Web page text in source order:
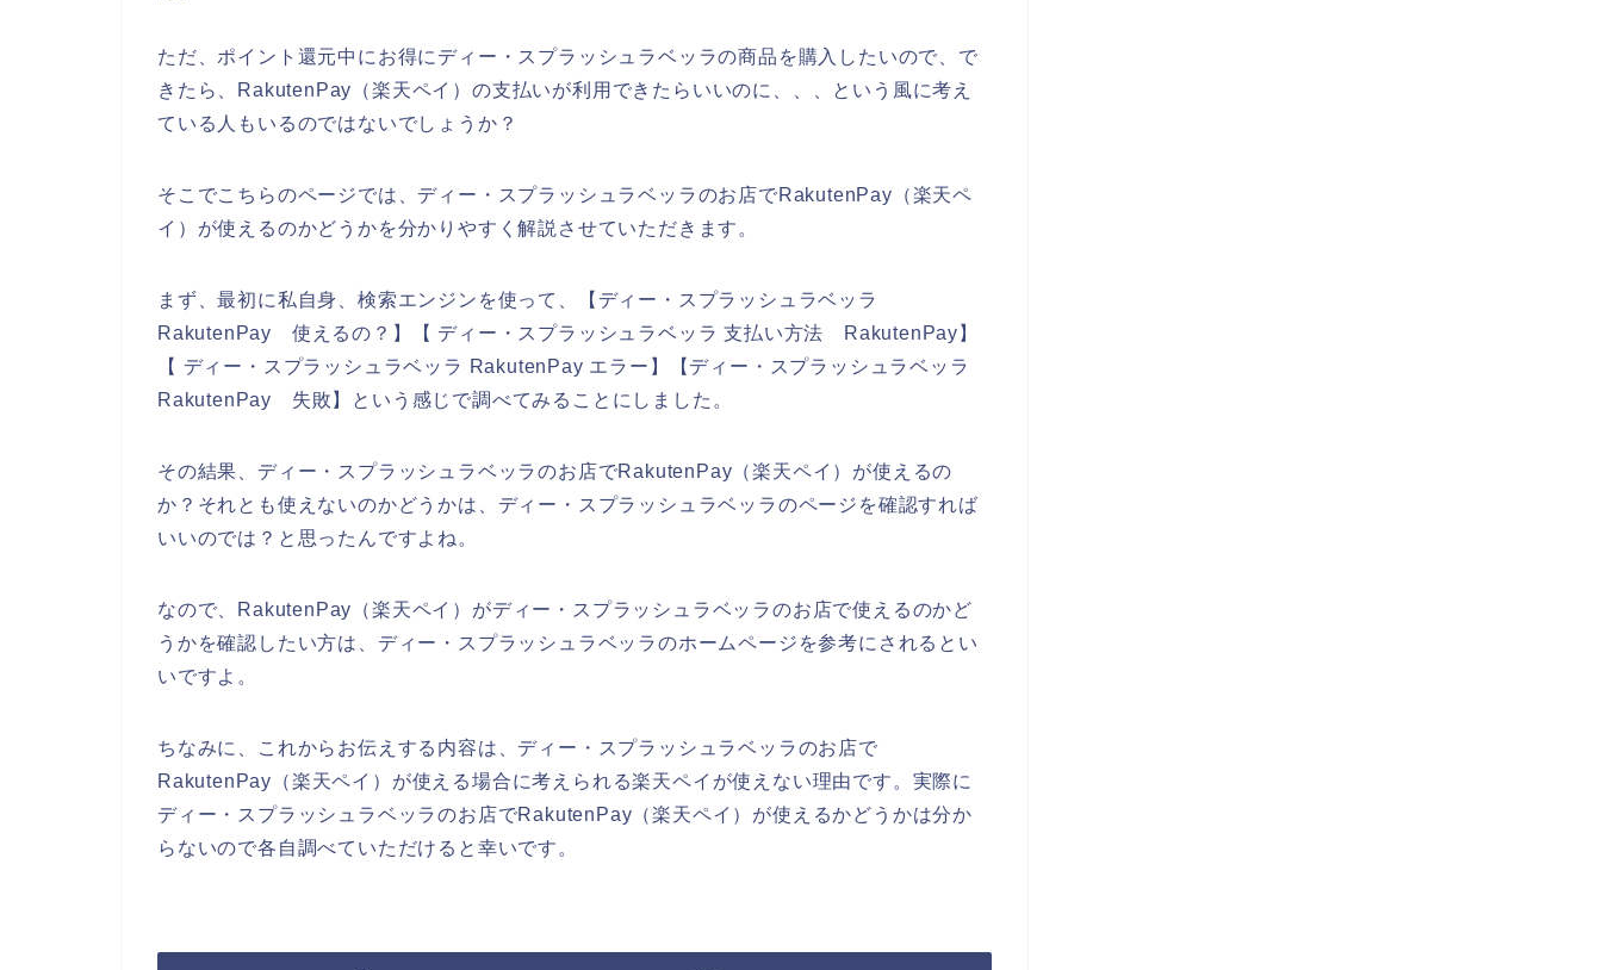
ただ、ポイント還元中にお得にディー・スプラッシュラベッラの商品を購入したいので、で
きたら、RakutenPay（楽天ペイ）の支払いが利用できたらいいのに、、、という風に考え
ている人もいるのではないでしょうか？
そこでこちらのページでは、ディー・スプラッシュラベッラのお店でRakutenPay（楽天ペ
イ）が使えるのかどうかを分かりやすく解説させていただきます。
まず、最初に私自身、検索エンジンを使って、【ディー・スプラッシュラベッラ
RakutenPay 使えるの？】【 ディー・スプラッシュラベッラ 支払い方法 RakutenPay】
【 ディー・スプラッシュラベッラ RakutenPay エラー】【ディー・スプラッシュラベッラ
RakutenPay 失敗】という感じで調べてみることにしました。
その結果、ディー・スプラッシュラベッラのお店でRakutenPay（楽天ペイ）が使えるの
か？それとも使えないのかどうかは、ディー・スプラッシュラベッラのページを確認すれば
いいのでは？と思ったんですよね。
なので、RakutenPay（楽天ペイ）がディー・スプラッシュラベッラのお店で使えるのかど
うかを確認したい方は、ディー・スプラッシュラベッラのホームページを参考にされるとい
いですよ。
ちなみに、これからお伝えする内容は、ディー・スプラッシュラベッラのお店で
RakutenPay（楽天ペイ）が使える場合に考えられる楽天ペイが使えない理由です。実際に
ディー・スプラッシュラベッラのお店でRakutenPay（楽天ペイ）が使えるかどうかは分か
らないので各自調べていただけると幸いです。